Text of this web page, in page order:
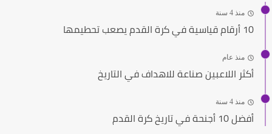
منذ 4 سنة
منذ عام
أكثر اللاعبين صناعة للاهداف في التاريخ
منذ 4 سنة
أفضل 10 أجنحة في تاريخ كرة القدم